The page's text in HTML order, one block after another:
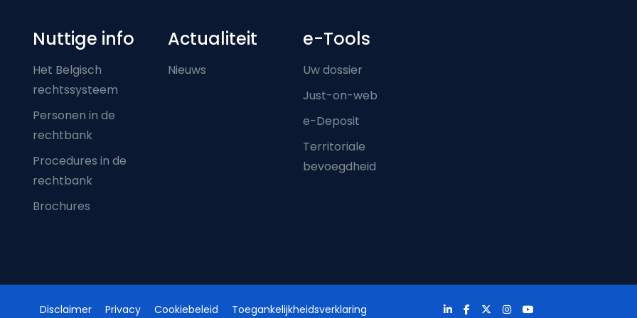
Nuttige info
Het Belgisch
rechtssysteem
Personen in de
rechtbank
Procedures in de
rechtbank
Brochures
Actualiteit
Nieuws
e-Tools
Uw dossier
Just-on-web
e-Deposit
Territoriale
bevoegdheid
Disclaimer Privacy Cookiebeleid Toegankelijkheidsverklaring